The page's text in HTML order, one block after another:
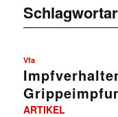
Vfa
ARTIKEL